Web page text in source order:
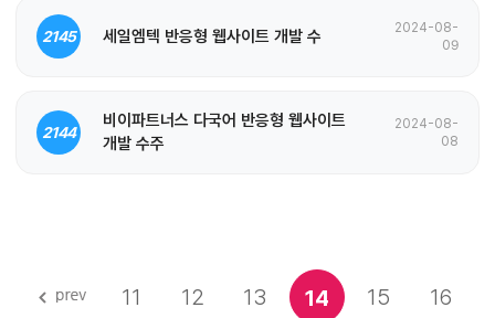
2145 세일엠텍 반응형 웹사이트 개발 수
2024-08-
09
2144
비이파트너스 다국어 반응형 웹사이트
개발 수주
2024-08-
08
11 12 13 14 15 16